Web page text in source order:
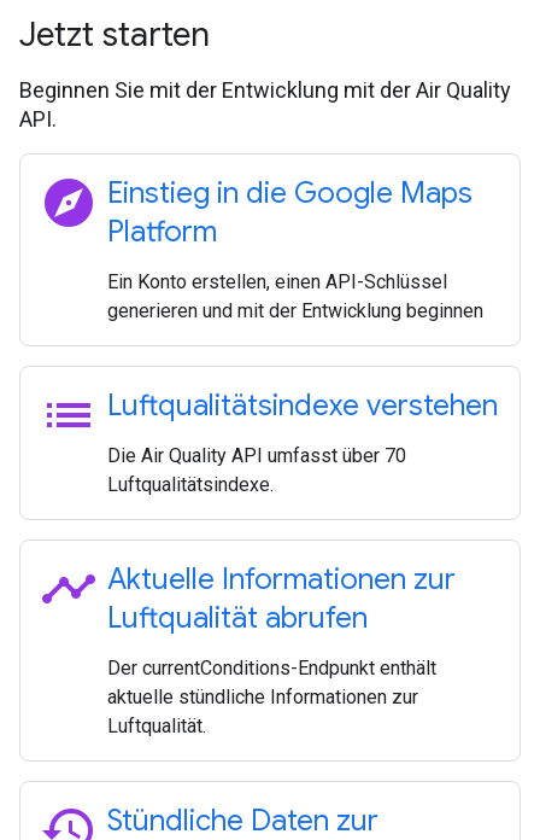
Jetzt starten
Beginnen Sie mit der Entwicklung mit der Air Quality
API.
explore Einstieg in die Google Maps
Platform
Ein Konto erstellen, einen API-Schlüssel
generieren und mit der Entwicklung beginnen
list Luftqualitätsindexe verstehen
Die Air Quality API umfasst über 70
Luftqualitätsindexe.
timeline Aktuelle Informationen zur
Luftqualität abrufen
Der currentConditions-Endpunkt enthält
aktuelle stündliche Informationen zur
Luftqualität.
Stündliche Daten zur